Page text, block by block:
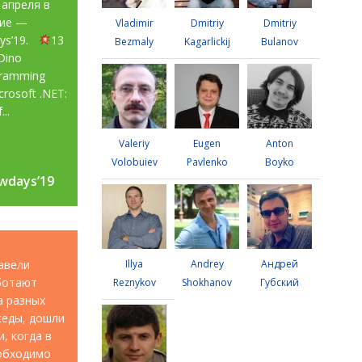
в
—
13
.NET:
разных
дошли
когда в
Vladimir
Bezmaly
Dmitriy
Kagarlickij
Dmitriy
Bulanov
Valeriy
Volobuiev
Eugen
Pavlenko
Anton
Boyko
Illya
Reznykov
Andrey
Shokhanov
Андрей
Губский